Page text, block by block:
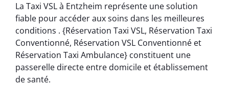
La Taxi VSL à Entzheim représente une solution
fiable pour accéder aux soins dans les meilleures
conditions . {Réservation Taxi VSL, Réservation Taxi
Conventionné, Réservation VSL Conventionné et
Réservation Taxi Ambulance} constituent une
passerelle directe entre domicile et établissement
de santé.